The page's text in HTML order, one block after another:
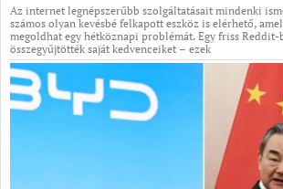
Az internet legnépszerűbb szolgáltatásait mindenki
számos olyan kevésbé felkapott eszköz is elérhető,
megoldhat egy hétköznapi problémát. Egy friss Reddit-
összegyűjtötték saját kedvenceiket – ezek